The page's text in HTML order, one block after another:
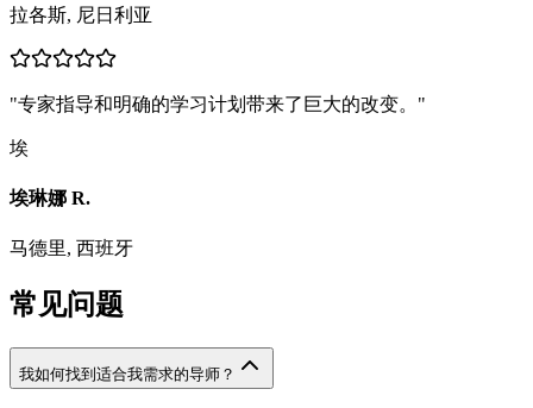
拉各斯, 尼日利亚
"专家指导和明确的学习计划带来了巨大的改变。 "
埃
埃琳娜 R.
马德里, 西班牙
常见问题
我如何找到适合我需求的导师？